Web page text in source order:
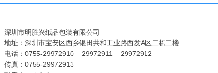
深圳市明胜兴纸品包装有限公司
地址：深圳市宝安区西乡银田共和工业路西发A区二栋二楼
电话：0755-29972910 29972911 29972912
传真：0755-29972913